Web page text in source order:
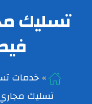
تسليك
خدمات
تسليك